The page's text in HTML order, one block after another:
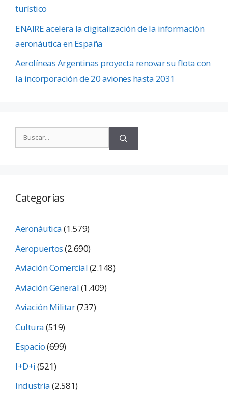
turístico
ENAIRE acelera la digitalización de la información
aeronáutica en España
Aerolíneas Argentinas proyecta renovar su flota con
la incorporación de 20 aviones hasta 2031
Categorías
Aeronáutica(1.579)
Aeropuertos(2.690)
Aviación Comercial(2.148)
Aviación General(1.409)
Aviación Militar(737)
Cultura(519)
Espacio(699)
I+D+i(521)
Industria(2.581)